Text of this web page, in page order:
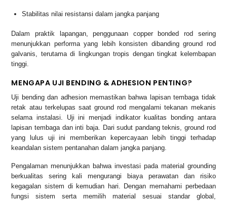
Stabilitas nilai resistansi dalam jangka panjang
Dalam praktik lapangan, penggunaan copper bonded rod sering
menunjukkan performa yang lebih konsisten dibanding ground rod
galvanis, terutama di lingkungan tropis dengan tingkat kelembapan
tinggi.
MENGAPA UJI BENDING & ADHESION PENTING?
Uji bending dan adhesion memastikan bahwa lapisan tembaga tidak
retak atau terkelupas saat ground rod mengalami tekanan mekanis
selama instalasi. Uji ini menjadi indikator kualitas bonding antara
lapisan tembaga dan inti baja. Dari sudut pandang teknis, ground rod
yang lulus uji ini memberikan kepercayaan lebih tinggi terhadap
keandalan sistem pentanahan dalam jangka panjang.
Pengalaman menunjukkan bahwa investasi pada material grounding
berkualitas sering kali mengurangi biaya perawatan dan risiko
kegagalan sistem di kemudian hari. Dengan memahami perbedaan
fungsi sistem serta memilih material sesuai standar global,